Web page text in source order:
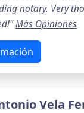
notary. Very
Más Opiniones
Vela